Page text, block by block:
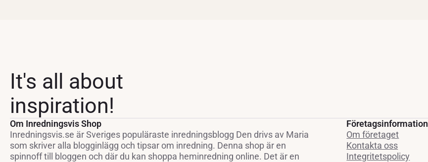
It's all about
inspiration!
Om Inredningsvis Shop
Inredningsvis.se är Sveriges populäraste inredningsblogg Den drivs av Maria
som skriver alla blogginlägg och tipsar om inredning. Denna shop är en
spinnoff till bloggen och där du kan shoppa heminredning online. Det är en
Företagsinformation
Om företaget
Kontakta oss
Integritetspolicy